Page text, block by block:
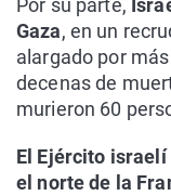
Por su parte,
Gaza, en un
alargado por
decenas de
murieron 60
El Ejército
el norte de la